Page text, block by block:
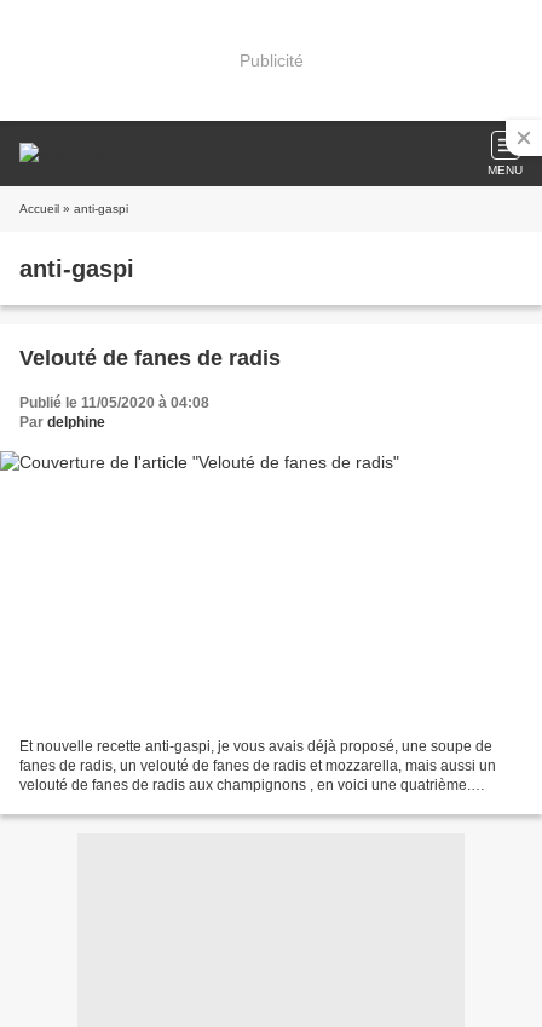
Publicité
MENU
Accueil » anti-gaspi
anti-gaspi
Velouté de fanes de radis
Publié le 11/05/2020 à 04:08
Par delphine
Et nouvelle recette anti-gaspi, je vous avais déjà proposé, une soupe de
fanes de radis, un velouté de fanes de radis et mozzarella, mais aussi un
velouté de fanes de radis aux champignons , en voici une quatrième.